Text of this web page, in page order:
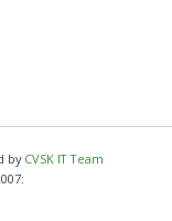
by CVSK IT Team